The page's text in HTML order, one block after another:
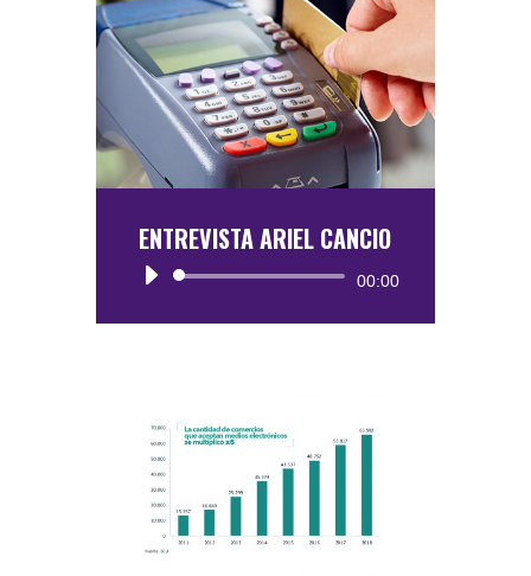
ENTREVISTA ARIEL CANCIO
Reproductor
00:00